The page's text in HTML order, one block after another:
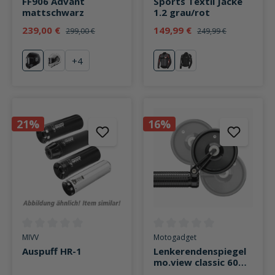
mattschwarz
239,00 € 299,00 €
mattschwarz
Solid weiß
+4
1.2 grau/rot
149,99 € 249,99 €
rot weiß
21%
Durchschnittliche Bewertung von 0 von 5 Sternen
MIVV
Auspuff HR-1
16%
Durchschnittliche Bewertung
Motogadget
Lenkerendenspiegel
mo.view classic 60